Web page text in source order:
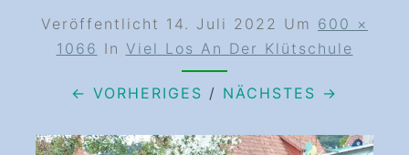
Veröffentlicht 14. Juli 2022 Um 600 ×
1066 In Viel Los An Der Klütschule
← VORHERIGES / NÄCHSTES →